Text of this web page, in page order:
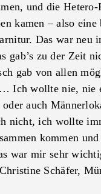
und die Hetero-
kamen – also eine
Das war neu
gab’s zu der Zeit
gab von allen
Ich wollte nie, nie
auch
nicht, ich wollte
kommen
war mir sehr
Schäfer,